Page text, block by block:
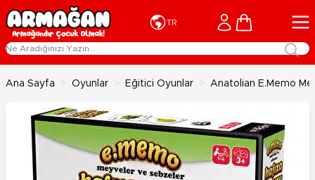
İçeriğe geç
TR Cart
Ana Sayfa > Oyunlar > Eğitici Oyunlar > Anatolian E.Memo